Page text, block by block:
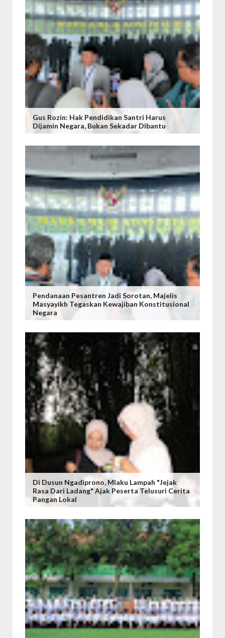
Gus Rozin: Hak Pendidikan Santri Harus
Dijamin Negara, Bukan Sekadar Dibantu
Pendanaan Pesantren Jadi Sorotan, Majelis
Masyayikh Tegaskan Kewajiban Konstitusional
Negara
Di Dusun Ngadiprono, Mlaku Lampah "Jejak
Rasa Dari Ladang" Ajak Peserta Telusuri Cerita
Pangan Lokal